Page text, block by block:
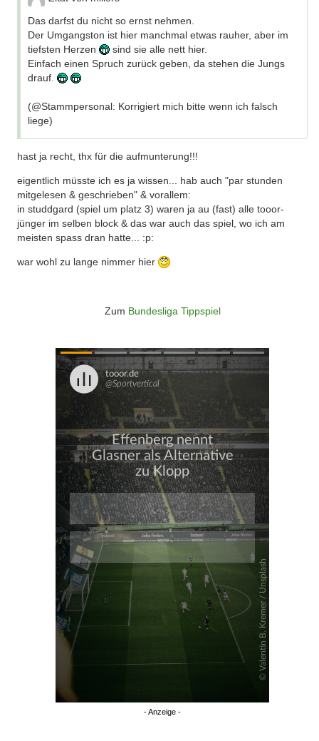
Das darfst du nicht so ernst nehmen.
Der Umgangston ist hier manchmal etwas rauher, aber im
tiefsten Herzen
sind sie alle nett hier.
Einfach einen Spruch zurück geben, da stehen die Jungs
drauf.
(@Stammpersonal: Korrigiert mich bitte wenn ich falsch
liege)
hast ja recht, thx für die aufmunterung!!!
eigentlich müsste ich es ja wissen... hab auch "par stunden
mitgelesen & geschrieben" & vorallem:
in studdgard (spiel um platz 3) waren ja au (fast) alle tooor-
jünger im selben block & das war auch das spiel, wo ich am
meisten spass dran hatte... :p:
war wohl zu lange nimmer hier
Zum Bundesliga Tippspiel
Überspringen